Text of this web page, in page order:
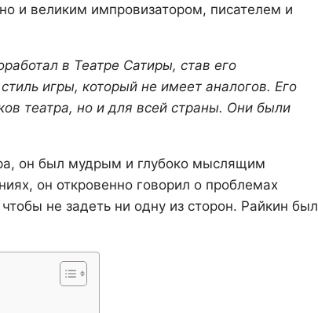
и великим импровизатором, писателем и
в Театре Сатиры, став его
игры, который не имеет аналогов. Его
театра, но и для всей страны. Они были
он был мудрым и глубоко мыслящим
он откровенно говорил о проблемах
не задеть ни одну из сторон. Райкин был